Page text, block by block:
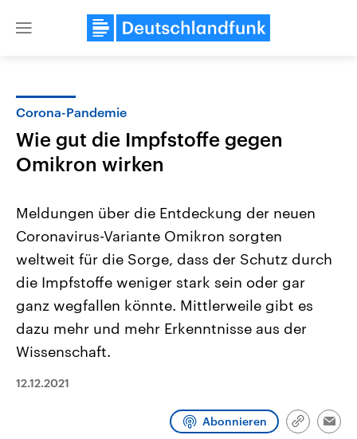
Close
USA
Aktuelle Beiträge, Analysen und
Hintergründe
Wirtschaftlich und militärisch
gehören die Vereinigten Staaten zu
mit großem Einfluss auf das
Nahostkonflikt
Aktuelle Lage und
Der Überfall der
Terrororganisation Hamas
Oktober 2023 auf Israel
Corona-Pandemie
Wie gut die Impfstoffe gegen
Omikron wirken
Meldungen über die Entdeckung der neuen
Coronavirus-Variante Omikron sorgten
weltweit für die Sorge, dass der Schutz durch
die Impfstoffe weniger stark sein oder gar
ganz wegfallen könnte. Mittlerweile gibt es
dazu mehr und mehr Erkenntnisse aus der
Wissenschaft.
12.12.2021
Abonnieren
Link